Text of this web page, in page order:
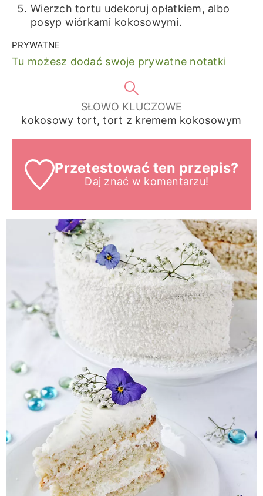
Wierzch tortu udekoruj opłatkiem, albo
posyp wiórkami kokosowymi.
PRYWATNE
Tu możesz dodać swoje prywatne notatki
SŁOWO KLUCZOWE
kokosowy tort, tort z kremem kokosowym
Przetestować ten przepis?
Daj znać w komentarzu!